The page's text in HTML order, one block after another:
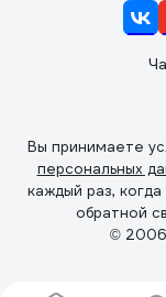
Вы принимаете
персональных
каждый раз,
обратной
© 2006